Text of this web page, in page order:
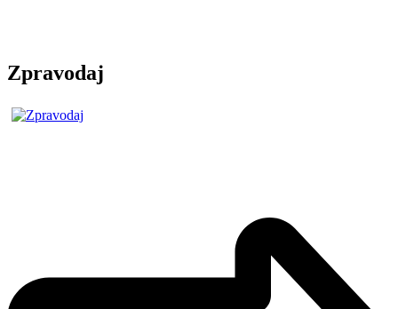
Zpravodaj